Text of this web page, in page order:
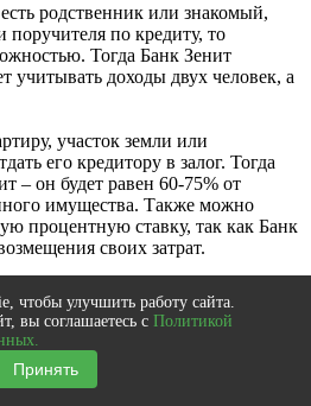
родственник или знакомый,
по кредиту, то
Тогда Банк Зенит
учитывать доходы двух человек, а
участок земли или
его кредитору в залог. Тогда
– он будет равен 60-75% от
имущества. Также можно
процентную ставку, так как Банк
своих затрат.
кредит в Банке
чтобы улучшить работу сайта.
вы соглашаетесь с Политикой
Принять